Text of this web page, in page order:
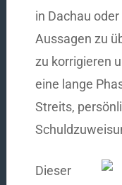
in Dachau
Aussagen zu
zu korrigieren
eine lange
Streits,
Dieser